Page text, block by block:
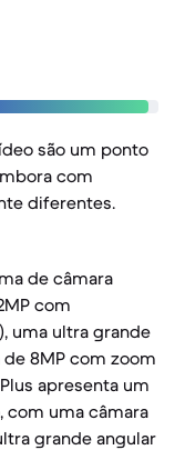
são um ponto
com
diferentes.
de câmara
com
uma ultra grande
8MP com zoom
apresenta um
com uma câmara
grande angular